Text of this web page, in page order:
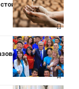
в
и культура